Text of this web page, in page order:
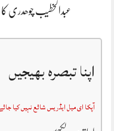
عبدالخطیب چوھدری
اپنا تبصرہ بھیجیں
آپکا ای میل ایڈریس شائع نہیں کیا